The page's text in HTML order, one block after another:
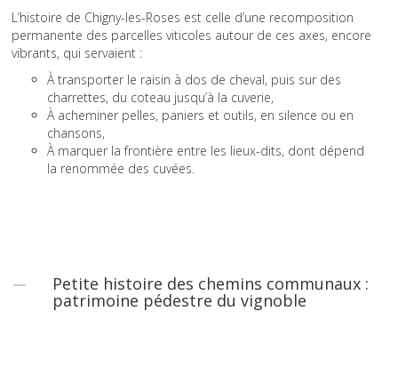
L’histoire de Chigny-les-Roses est celle d’une recomposition
permanente des parcelles viticoles autour de ces axes, encore
vibrants, qui servaient :
À transporter le raisin à dos de cheval, puis sur des
charrettes, du coteau jusqu’à la cuverie,
À acheminer pelles, paniers et outils, en silence ou en
chansons,
À marquer la frontière entre les lieux-dits, dont dépend
la renommée des cuvées.
Petite histoire des chemins communaux :
patrimoine pédestre du vignoble